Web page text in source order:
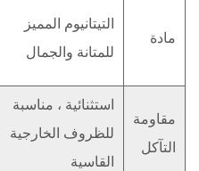
مادة
التيتانيوم المميز
للمتانة والجمال
مقاومة
التآكل
استثنائية ، مناسبة
للظروف الخارجية
القاسية